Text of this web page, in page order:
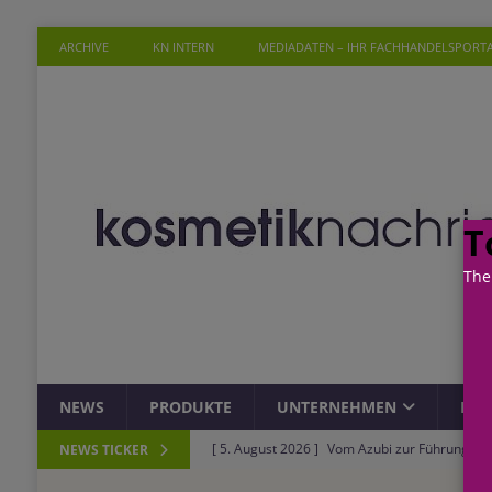
ARCHIVE KN INTERN MEDIADATEN – IHR
NEWS PRODUKTE UNTERNEHMEN
NEWS TICKER [ 5. August 2026 ] Vom Azubi zur